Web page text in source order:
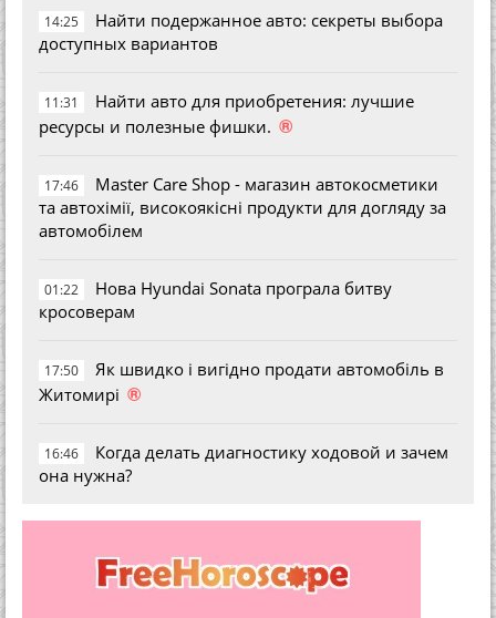
14:25
Найти подержанное авто: секреты выбора
доступных вариантов
11:31
Найти авто для приобретения: лучшие
ресурсы и полезные фишки. ®
17:46
Master Care Shop - магазин автокосметики
та автохімії, високоякісні продукти для догляду за
автомобілем
01:22
Нова Hyundai Sonata програла битву
кросоверам
17:50
Як швидко і вигідно продати автомобіль в
Житомирі ®
16:46
Когда делать диагностику ходовой и зачем
она нужна?